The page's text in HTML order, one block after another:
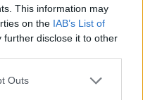
This information may
on the IAB’s List of
further disclose it to other
one or more Google
Outs
ΣΑΣ